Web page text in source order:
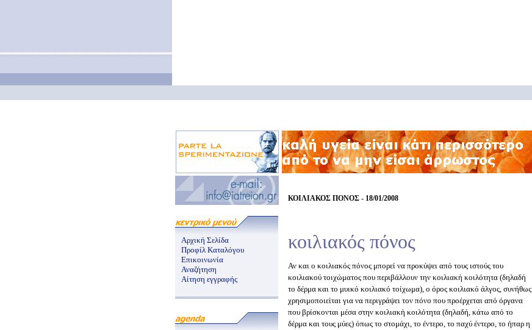
Αρχική Σελίδα
Προφίλ Καταλόγου
Επικοινωνία
Αναζήτηση
Αίτηση εγγραφής
ΚΟΙΛΙΑΚΟΣ ΠΟΝΟΣ - 18/01/2008
κοιλιακός πόνος
Αν και ο κοιλιακός πόνος μπορεί να προκύψει από τους ιστούς του
κοιλιακού τοιχώματος που περιβάλλουν την κοιλιακή κοιλότητα (δηλαδή
το δέρμα και το μυικό κοιλιακό τοίχωμα), ο όρος κοιλιακό άλγος, συνήθως
χρησιμοποιείται για να περιγράψει τον πόνο που προέρχεται από όργανα
που βρίσκονται μέσα στην κοιλιακή κοιλότητα (δηλαδή, κάτω από το
δέρμα και τους μύες) όπως το στομάχι, το έντερο, το παχύ έντερο, το ήπαρ η